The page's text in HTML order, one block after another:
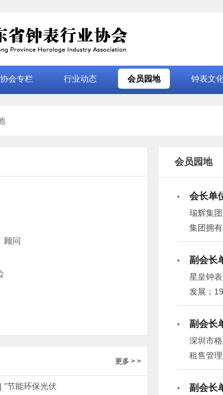
协会专栏 行业动态 会员园地 钟表文
顾问
更多 > >
"节能环保光伏
会员园地
会长单
瑞辉集
集团拥
牌
类的国
副会长
星皇钟
发展；
位、中
爵表”。
副会长
深圳市
租售管
念。格
价值观
副会长